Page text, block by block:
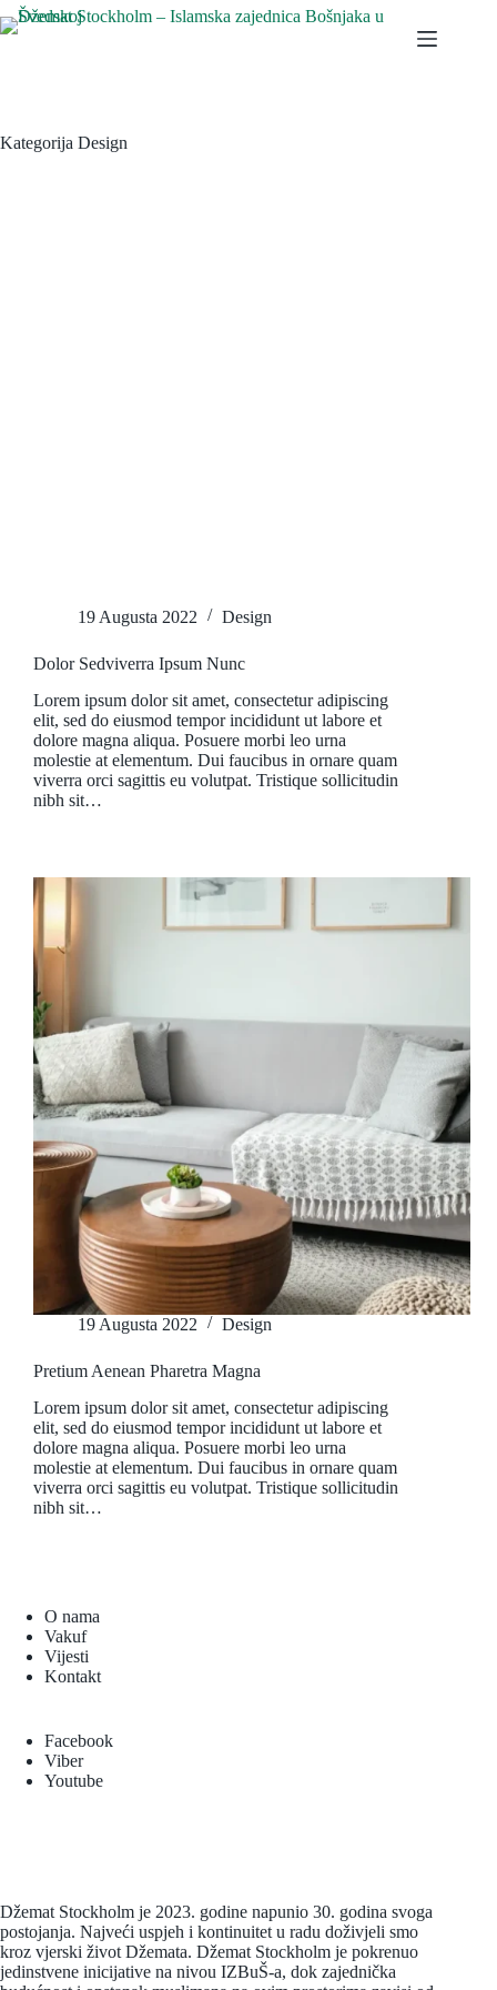
Skip
to
Kategorija Design
19 Augusta 2022 Design
Dolor Sedviverra Ipsum Nunc
Lorem ipsum dolor sit amet, consectetur adipiscing
elit, sed do eiusmod tempor incididunt ut labore et
dolore magna aliqua. Posuere morbi leo urna
molestie at elementum. Dui faucibus in ornare quam
viverra orci sagittis eu volutpat. Tristique sollicitudin
nibh sit…
19 Augusta 2022 Design
Pretium Aenean Pharetra Magna
Lorem ipsum dolor sit amet, consectetur adipiscing
elit, sed do eiusmod tempor incididunt ut labore et
dolore magna aliqua. Posuere morbi leo urna
molestie at elementum. Dui faucibus in ornare quam
viverra orci sagittis eu volutpat. Tristique sollicitudin
nibh sit…
O nama
Vakuf
Vijesti
Kontakt
Facebook
Viber
Youtube
Džemat Stockholm je 2023. godine napunio 30. godina svoga
postojanja. Najveći uspjeh i kontinuitet u radu doživjeli smo
kroz vjerski život Džemata. Džemat Stockholm je pokrenuo
jedinstvene inicijative na nivou IZBuŠ-a, dok zajednička